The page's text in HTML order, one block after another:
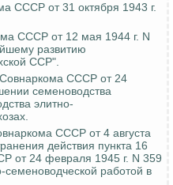
СССР от 31 октября 1943 г.
СССР от 12 мая 1944 г. N
развитию
ССР".
СССР от 24
семеноводства
элитно-
СССР от 4 августа
действия пункта 16
от 24 февраля 1945 г. N 359
семеноводческой работой в